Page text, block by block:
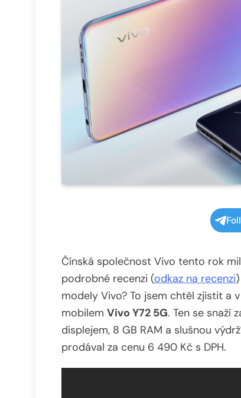
Čínská společnost Vivo tento rok
podrobné recenzi (odkaz na recenzi
modely Vivo? To jsem chtěl zjistit a
mobilem Vivo Y72 5G. Ten se snaží
displejem, 8 GB RAM a slušnou
prodával za cenu 6 490 Kč s DPH.